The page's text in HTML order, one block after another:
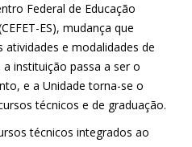
Federal de Educação
ES), mudança que
e modalidades de
instituição passa a ser o
e a Unidade torna-se o
técnicos e de graduação.
técnicos integrados ao